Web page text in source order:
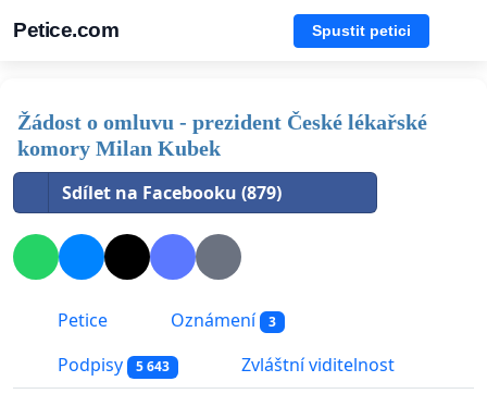
Petice.com Spustit petici
Žádost o omluvu - prezident České lékařské
komory Milan Kubek
Sdílet na Facebooku (879)
Petice Oznámení 3
Podpisy 5 643 Zvláštní viditelnost